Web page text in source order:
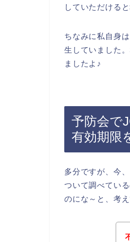
していただけると
ちなみに私自身
生していました
ましたよ♪
予防会で
有効期限
多分ですが、今
ついて調べてい
のにな～と、考